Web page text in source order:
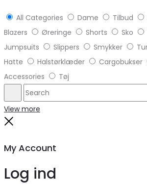
All Categories Dame Tilbud
Blazers
Øreringe Shorts Sko
Jumpsuits
Slippers Smykker
Hatte
Halstørklæder Cargobukser
Accessories
Tøj
Search
View more
My Account
Log ind